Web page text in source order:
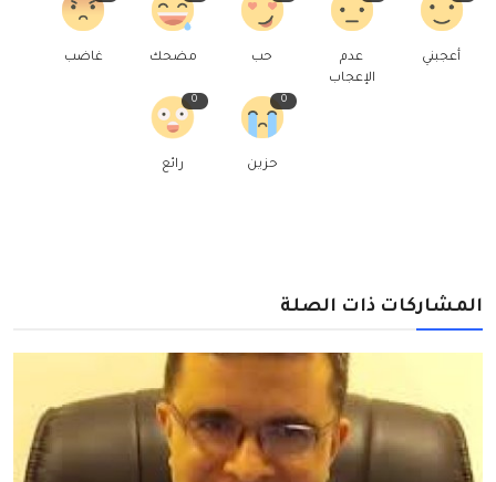
أعجبني
عدم
الإعجاب
حب مضحك غاضب
0
حزين
0
رائع
المشاركات ذات الصلة